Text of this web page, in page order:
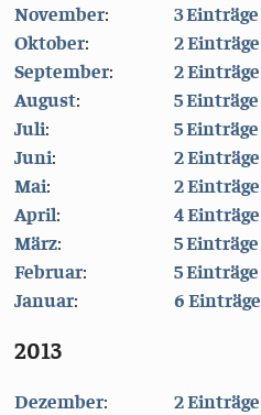
November:
3 Einträge
Oktober:
2 Einträge
September:
2 Einträge
August:
5 Einträge
Juli:
5 Einträge
Juni:
2 Einträge
Mai:
2 Einträge
April:
4 Einträge
März:
5 Einträge
Februar:
5 Einträge
Januar: 6 Einträge
2013
Dezember:
2 Einträge